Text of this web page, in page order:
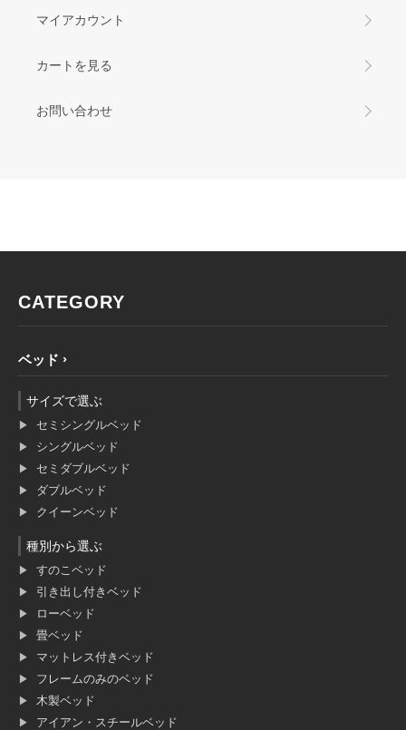
マイアカウント
カートを見る
お問い合わせ
CATEGORY
ベッド
サイズで選ぶ
セミシングルベッド
シングルベッド
セミダブルベッド
ダブルベッド
クイーンベッド
種別から選ぶ
すのこベッド
引き出し付きベッド
ローベッド
畳ベッド
マットレス付きベッド
フレームのみのベッド
木製ベッド
アイアン・スチールベッド